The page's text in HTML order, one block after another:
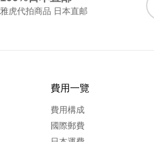
雅虎代拍商品 日本直邮
費用一覽
費用構成
國際郵費